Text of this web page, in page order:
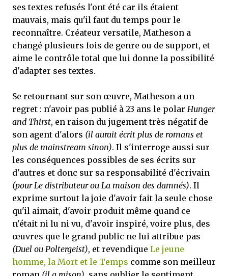
ses textes refusés l'ont été car ils étaient
mauvais, mais qu'il faut du temps pour le
reconnaître. Créateur versatile, Matheson a
changé plusieurs fois de genre ou de support, et
aime le contrôle total que lui donne la possibilité
d'adapter ses textes.
Se retournant sur son œuvre, Matheson a un
regret : n'avoir pas publié à 23 ans le polar Hunger
and Thirst, en raison du jugement très négatif de
son agent d'alors (il aurait écrit plus de romans et
plus de mainstream sinon). Il s'interroge aussi sur
les conséquences possibles de ses écrits sur
d'autres et donc sur sa responsabilité d'écrivain
(pour Le distributeur ou La maison des damnés). Il
exprime surtout la joie d'avoir fait la seule chose
qu'il aimait, d'avoir produit même quand ce
n'était ni lu ni vu, d'avoir inspiré, voire plus, des
œuvres que le grand public ne lui attribue pas
(Duel ou Poltergeist), et revendique Le jeune
homme, la Mort et le Temps comme son meilleur